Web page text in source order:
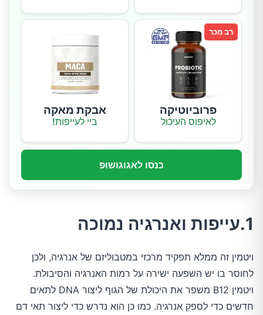
רב מכר
פרוביוטיקה
לאיפוס העיכול
אבקת מאקה
ביי לעייפות!
כנסו לאגוגושופ
1.עייפות ואנרגיה נמוכה
ויטמין זה ממלא תפקיד מרכזי במטבוליזם של אנרגיה, ולכן
לחוסר בו יש השפעה ישירה על רמות האנרגיה והסיבולת.
ויטמין B12 משפר את היכולת של הגוף ליצור DNA לתאים
חדשים כדי לספק אנרגיה. כמו כן הוא נדרש כדי ליצור תאי דם